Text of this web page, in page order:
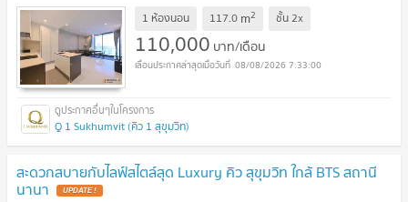
1 ห้องนอน 117.0 m2 ชั้น2x
110,000 บาท/เดือน
08/08/2026 7:33:00
Q 1 Sukhumvit (คิว 1 สุขุมวิท)
สะดวกสบายกับไลฟ์สไตล์สุด Luxury คิว สุขุมวิท ใกล้ BTS สถานี
นานา